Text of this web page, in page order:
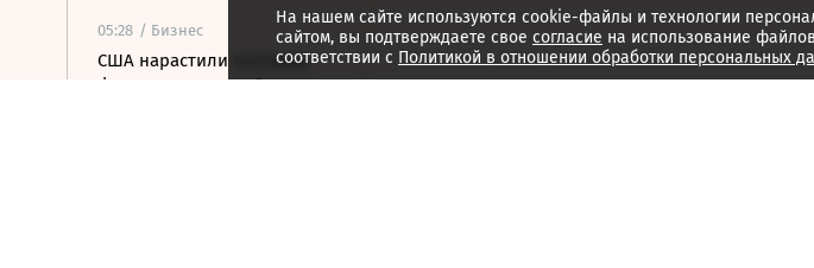
05:28 / Бизнес
США нарастили поставки
фармпродукции в Россию
На нашем сайте используются cookie-файлы и технологии
сайтом, вы подтверждаете свое согласие на использование
соответствии с Политикой в отношении обработки персональных